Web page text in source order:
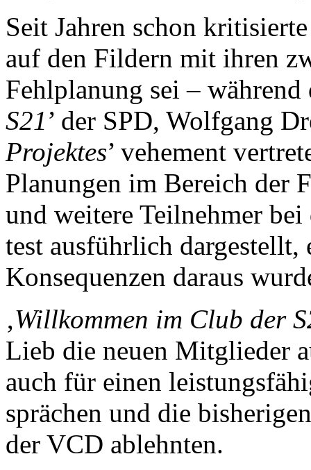
Seit Jahren schon
auf den Fildern mit ihren
Fehlplanung sei – während
S21’ der SPD, Wolfgang
Projektes’ vehe­ment
Planungen im Bereich der
und weitere Teilnehmer
test ausführlich
Konsequenzen daraus
‚Willkommen im Club der
Lieb die neuen Mitglieder
auch für einen
sprächen und die
der VCD ablehnten.